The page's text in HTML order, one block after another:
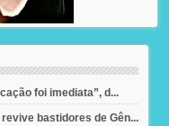
foi imediata”, d...
bastidores de Gên...